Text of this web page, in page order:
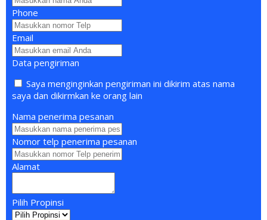
Phone
Email
Data pengiriman
Saya menginginkan pengiriman ini dikirim atas nama
saya dan dikirmkan ke orang lain
Nama penerima pesanan
Nomor telp penerima pesanan
Alamat
Pilih Propinsi